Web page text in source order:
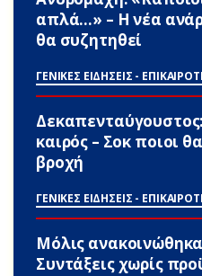
απλά…» – Η νέα
θα συζητηθεί
ΓΕΝΙΚΕΣ ΕΙΔΗΣΕΙΣ -
καιρός – Σoκ ποιοι
βροχή
ΓΕΝΙΚΕΣ ΕΙΔΗΣΕΙΣ -
Μόλις
Συντάξεις χωρίς